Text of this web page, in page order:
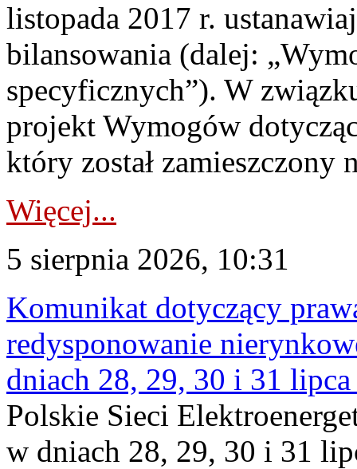
listopada 2017 r.
bilansowania (dalej:
specyficznych”). W
projekt Wymogów
który został zamieszczony
Więcej...
5 sierpnia 2026, 10:31
Komunikat dotyczący
redysponowanie
dniach 28, 29, 30 i 31
Polskie Sieci
w dniach 28, 29, 30 i 31